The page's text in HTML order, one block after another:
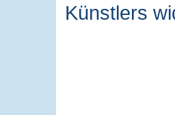
Künstlers